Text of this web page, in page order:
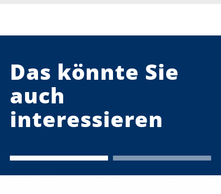
Das könnte Sie
auch
interessieren